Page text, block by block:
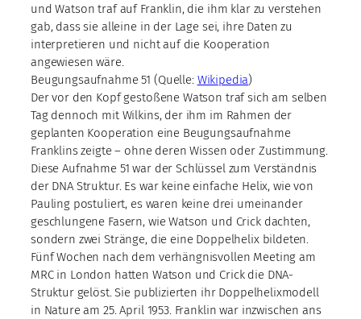
und Watson traf auf Franklin, die ihm klar zu verstehen
gab, dass sie alleine in der Lage sei, ihre Daten zu
interpretieren und nicht auf die Kooperation
angewiesen wäre.
Beugungsaufnahme 51 (Quelle: Wikipedia)
Der vor den Kopf gestoßene Watson traf sich am selben
Tag dennoch mit Wilkins, der ihm im Rahmen der
geplanten Kooperation eine Beugungsaufnahme
Franklins zeigte – ohne deren Wissen oder Zustimmung.
Diese Aufnahme 51 war der Schlüssel zum Verständnis
der DNA Struktur. Es war keine einfache Helix, wie von
Pauling postuliert, es waren keine drei umeinander
geschlungene Fasern, wie Watson und Crick dachten,
sondern zwei Stränge, die eine Doppelhelix bildeten.
Fünf Wochen nach dem verhängnisvollen Meeting am
MRC in London hatten Watson und Crick die DNA-
Struktur gelöst. Sie publizierten ihr Doppelhelixmodell
in Nature am 25. April 1953. Franklin war inzwischen ans